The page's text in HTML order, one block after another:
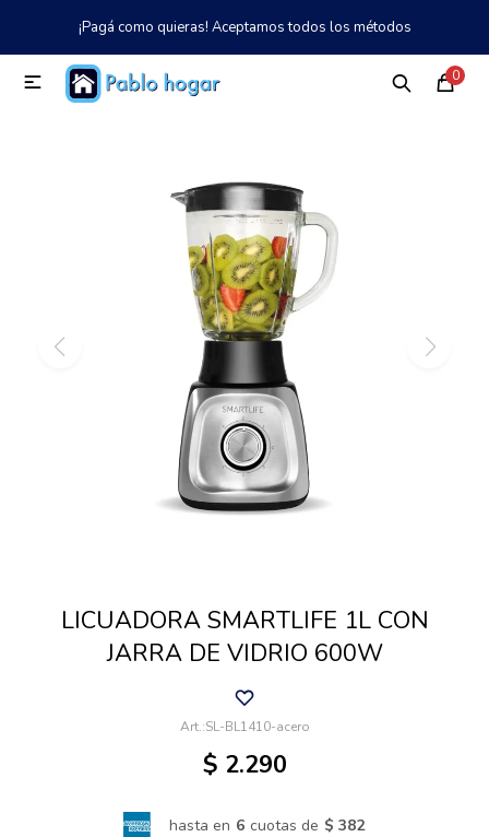
¡Pagá como quieras! Aceptamos todos los métodos
0

LICUADORA SMARTLIFE 1L CON
JARRA DE VIDRIO 600W
SL-BL1410-acero
$ 2.290
hasta en 6 cuotas de $ 382
MI CUENTA
Catálogo Tienda 097 997 042
Tecnología
Aire libre y Jardín